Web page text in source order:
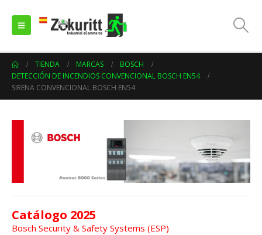
TIENDA MARCAS
BOSCH
DETECCIÓN DE INCENDIOS CONVENCIONAL BOSCH EN54
SIRENA CONVENCIONAL BOSCH EN54
Catálogo 2025
Bosch Security & Safety Systems (ESP)